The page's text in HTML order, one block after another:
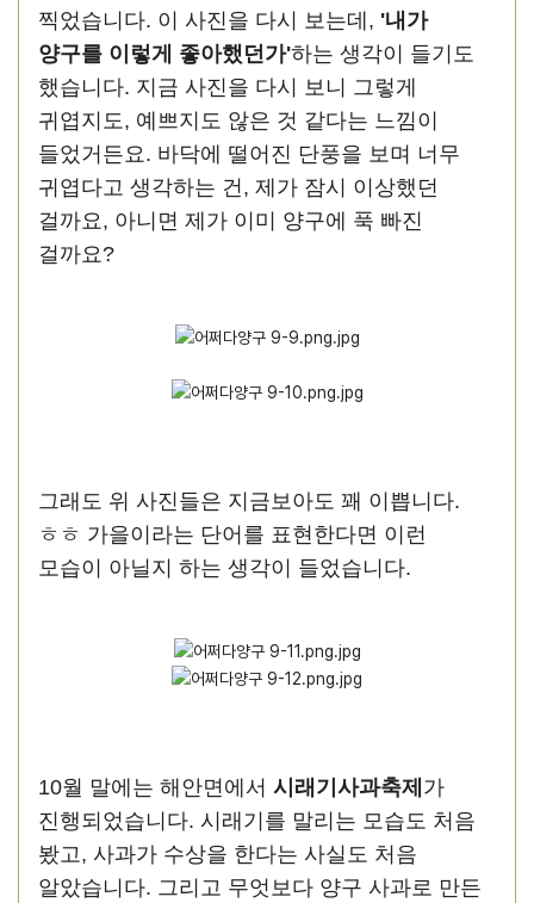
찍었습니다. 이 사진을 다시 보는데, '내가
양구를 이렇게 좋아했던가'하는 생각이 들기도
했습니다. 지금 사진을 다시 보니 그렇게
귀엽지도, 예쁘지도 않은 것 같다는 느낌이
들었거든요. 바닥에 떨어진 단풍을 보며 너무
귀엽다고 생각하는 건, 제가 잠시 이상했던
걸까요, 아니면 제가 이미 양구에 푹 빠진
걸까요?
그래도 위 사진들은 지금보아도 꽤 이쁩니다.
ㅎㅎ 가을이라는 단어를 표현한다면 이런
모습이 아닐지 하는 생각이 들었습니다.
10월 말에는 해안면에서 시래기사과축제 가
진행되었습니다. 시래기를 말리는 모습도 처음
봤고, 사과가 수상을 한다는 사실도 처음
알았습니다. 그리고 무엇보다 양구 사과로 만든